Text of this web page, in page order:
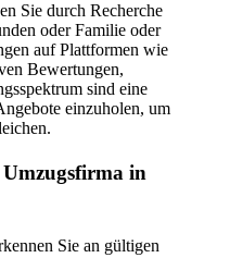
Sie durch Recherche
oder Familie oder
auf Plattformen wie
Bewertungen,
sind eine
einzuholen, um
Umzugsfirma in
Sie an gültigen